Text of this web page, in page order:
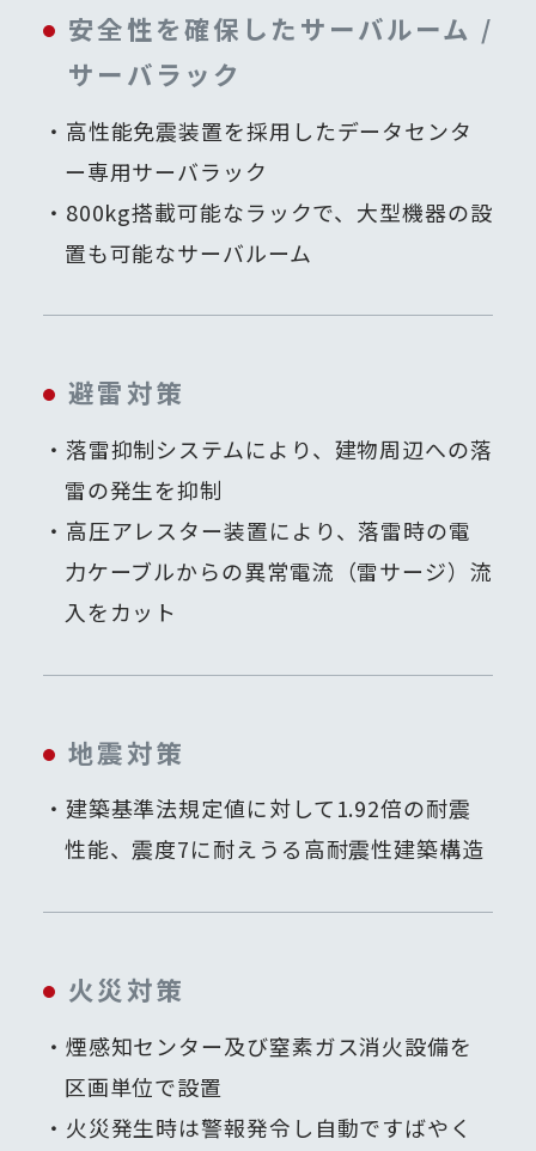
安全性を確保したサーバルーム /
サーバラック
高性能免震装置を採用したデータセンタ
ー専用サーバラック
800kg搭載可能なラックで、大型機器の設
置も可能なサーバルーム
避雷対策
落雷抑制システムにより、建物周辺への落
雷の発生を抑制
高圧アレスター装置により、落雷時の電
力ケーブルからの異常電流（雷サージ）流
入をカット
地震対策
建築基準法規定値に対して1.92倍の耐震
性能、震度7に耐えうる高耐震性建築構造
火災対策
煙感知センター及び窒素ガス消火設備を
区画単位で設置
火災発生時は警報発令し自動ですばやく